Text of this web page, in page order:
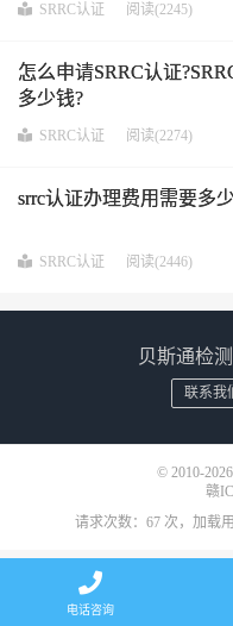
SRRC认证 阅读(2245)
怎么申请SRRC认证
多少钱?
SRRC认证 阅读(2274)
srrc认证办理费用需要多
SRRC认证 阅读(2446)
贝斯通检
联系我
© 2010-
赣
请求次数：67 次，加载
电话咨询